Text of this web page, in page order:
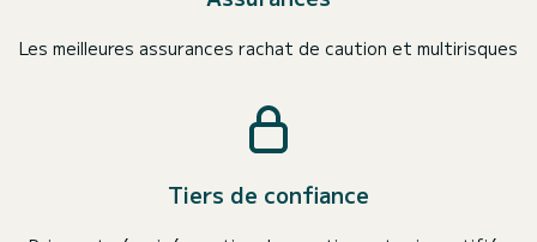
Les meilleures assurances rachat de caution et multirisques
Tiers de confiance